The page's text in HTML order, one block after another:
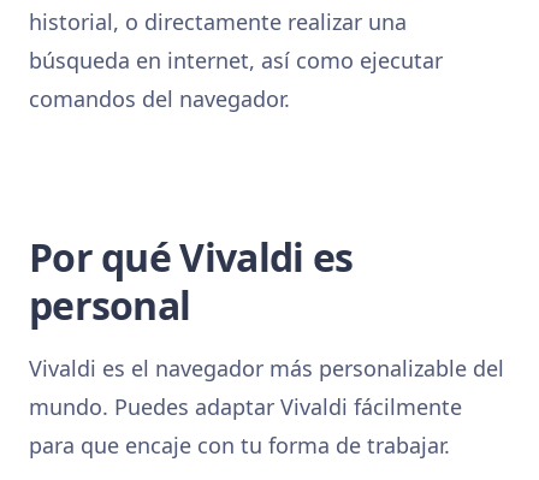
historial, o directamente realizar una
búsqueda en internet, así como ejecutar
comandos del navegador.
Por qué Vivaldi es
personal
Vivaldi es el navegador más personalizable del
mundo. Puedes adaptar Vivaldi fácilmente
para que encaje con tu forma de trabajar.